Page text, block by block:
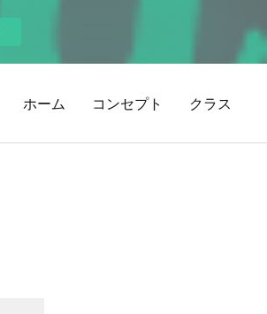
ホーム コンセプト クラス